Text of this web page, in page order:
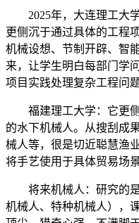
2025年，大连理工大学
更侧沉于通过具体的工程
机械设想、节制开辟、智
来，让学生明白每部门学
项目实践处理复杂工程问题
福建理工大学：它更侧
的水下机械人。从搜刮成
械人等，很是切近聪慧渔
将手艺使用于具体贸易场
将来机械人：研究的是
机械人、特种机械人），